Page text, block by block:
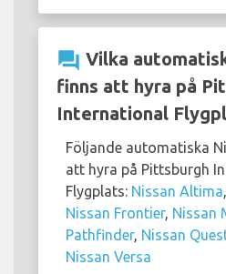
question_answer Vilka
finns att hyra på
International
Följande automatiska
att hyra på Pittsburgh
Flygplats: Nissan Altima,
Nissan Frontier, Nissan
Pathfinder, Nissan
Nissan Versa